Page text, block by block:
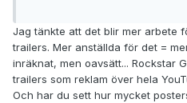
Jag tänkte att det blir mer arbete
trailers. Mer anställda för det =
inräknat, men oavsätt... Rockstar
trailers som reklam över hela
Och har du sett hur mycket